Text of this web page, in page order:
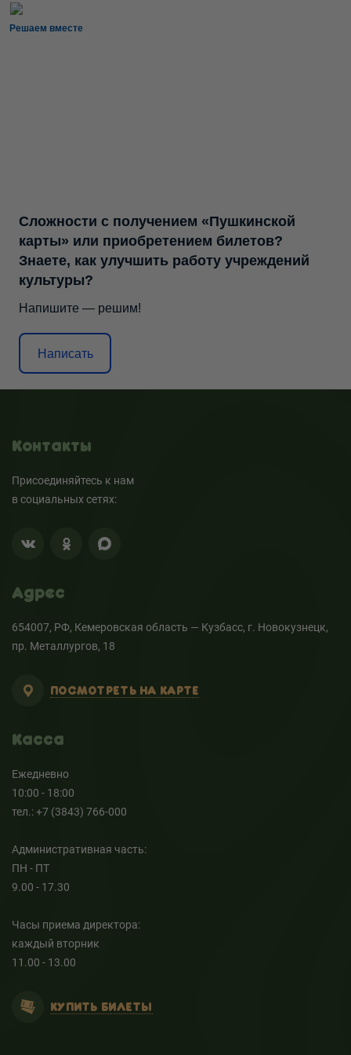
Решаем вместе
Сложности с получением «Пушкинской
карты» или приобретением билетов?
Знаете, как улучшить работу учреждений
культуры?
Напишите — решим!
Написать
Контакты
Присоединяйтесь к нам
в социальных сетях:
Адрес
654007, РФ, Кемеровская область — Кузбасс, г. Новокузнецк,
пр. Металлургов, 18
ПОСМОТРЕТЬ НА КАРТЕ
Касса
Ежедневно
10:00 - 18:00
тел.: +7 (3843) 766-000
Административная часть:
ПН - ПТ
9.00 - 17.30
Часы приема директора:
каждый вторник
11.00 - 13.00
КУПИТЬ БИЛЕТЫ